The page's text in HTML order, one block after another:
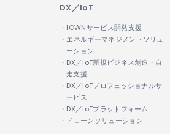
DX／IoT
・IOWNサービス開発支援
・エネルギーマネジメントソリュ
ーション
・DX／IoT新規ビジネス創造・自
走支援
・DX／IoTプロフェッショナルサ
ービス
・DX／IoTプラットフォーム
・ドローンソリューション